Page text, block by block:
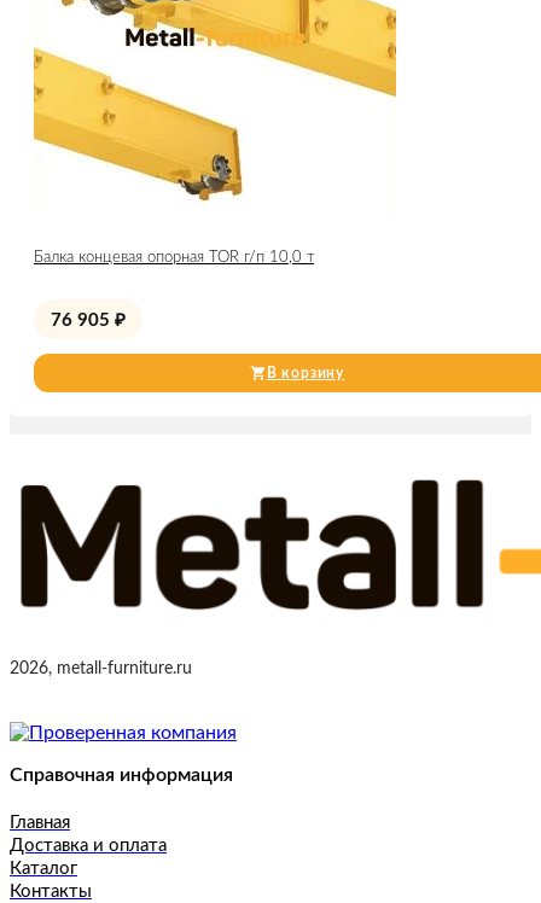
Балка концевая опорная TOR г/п 10,0 т
76 905 ₽
В корзину
2026, metall-furniture.ru
Справочная информация
Главная
Доставка и оплата
Каталог
Контакты